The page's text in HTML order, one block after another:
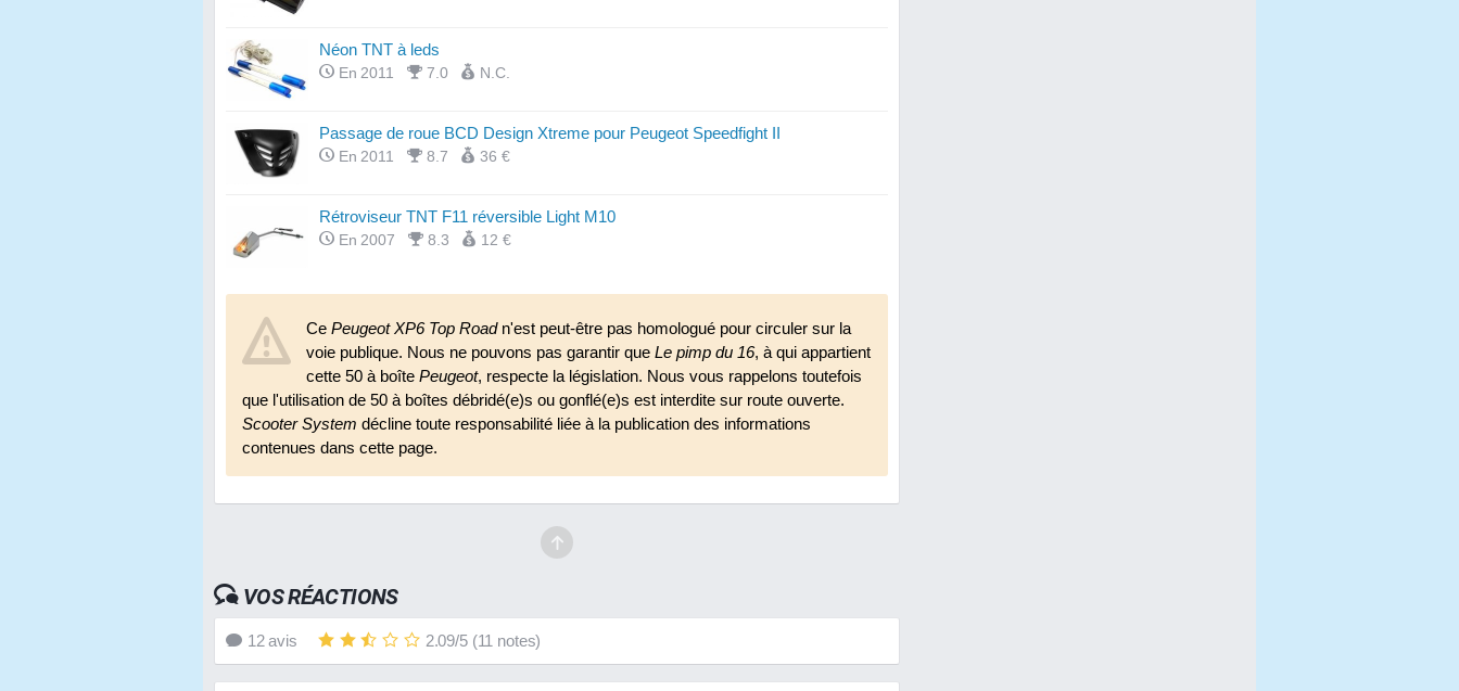
Néon TNT à leds
En 2011 7.0 N.C.
Passage de roue BCD Design Xtreme pour Peugeot Speedfight II
En 2011 8.7 36 €
Rétroviseur TNT F11 réversible Light M10
En 2007 8.3 12 €
Revêtements de poignées Conti Harri's classiques
En 2010 9.0 19 €
CePeugeot XP6 Top Roadn'est peut-être pas homologué pour circuler sur la
voie publique. Nous ne pouvons pas garantir queLe pimp du 16, à qui appartient
cette 50 à boîtePeugeot, respecte la législation. Nous vous rappelons toutefois
que l'utilisation de 50 à boîtes débridé(e)s ou gonflé(e)s est interdite sur route ouverte.
Scooter System décline toute responsabilité liée à la publication des informations
contenues dans cette page.
VOS RÉACTIONS
12avis 2.09/5(11 notes)